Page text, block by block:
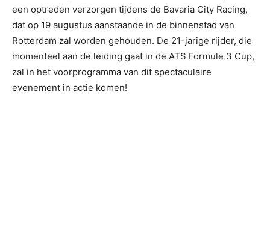
een optreden verzorgen tijdens de Bavaria City Racing,
dat op 19 augustus aanstaande in de binnenstad van
Rotterdam zal worden gehouden. De 21-jarige rijder, die
momenteel aan de leiding gaat in de ATS Formule 3 Cup,
zal in het voorprogramma van dit spectaculaire
evenement in actie komen!